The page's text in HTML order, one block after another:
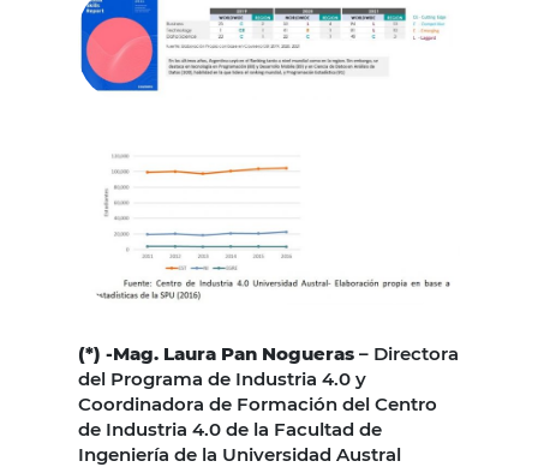
(*) -Mag. Laura Pan Nogueras – Directora
del Programa de Industria 4.0 y
Coordinadora de Formación del Centro
de Industria 4.0 de la Facultad de
Ingeniería de la Universidad Austral